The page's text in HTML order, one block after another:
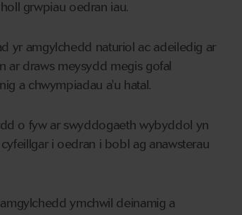
grwpiau oedran iau.
yr amgylchedd naturiol ac adeiledig ar
ar draws meysydd megis gofal
a chwympiadau a'u hatal.
o fyw ar swyddogaeth wybyddol yn
i oedran i bobl ag anawsterau
ymchwil deinamig a